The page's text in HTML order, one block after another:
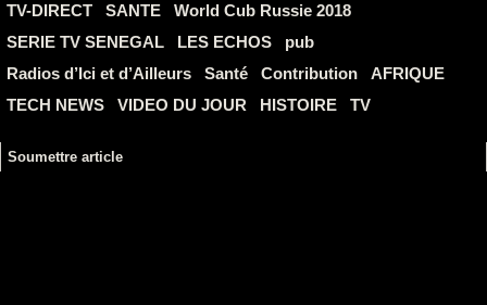
TV-DIRECT
SANTE
World Cub Russie 2018
SERIE TV SENEGAL
LES ECHOS
pub
Radios d’Ici et d’Ailleurs
Santé Contribution
AFRIQUE
TECH NEWS
VIDEO DU JOUR HISTOIRE TV
Soumettre article